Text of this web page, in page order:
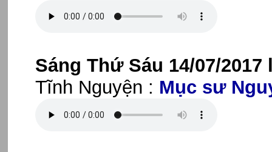
Sáng Thứ Sáu 14/07/2017
Tĩnh Nguyện : Mục sư